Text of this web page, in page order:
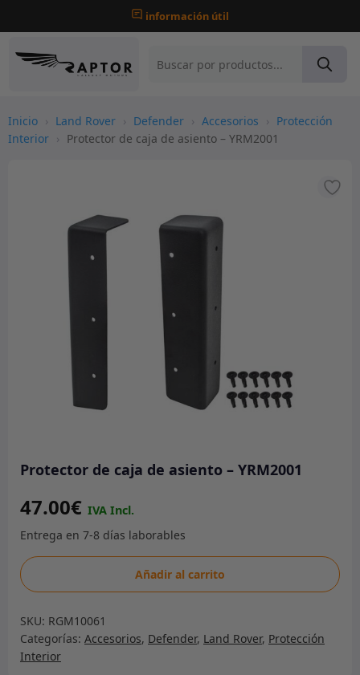
información útil
Inicio › Land Rover › Defender › Accesorios › Protección
Interior › Protector de caja de asiento – YRM2001
Protector de caja de asiento – YRM2001
47.00€
Protector
de
de
asiento
-
Añadir al carrito
SKU: RGM10061
Categorías: Accesorios, Defender, Land Rover, Protección
Interior